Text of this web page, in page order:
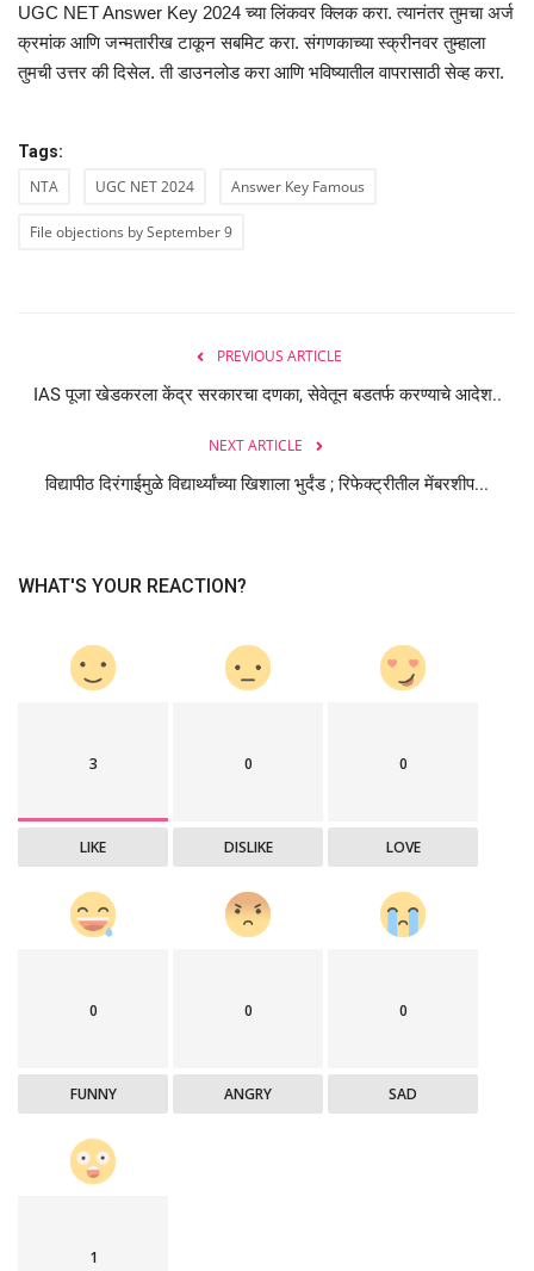
UGC NET Answer Key 2024 च्या लिंकवर क्लिक करा. त्यानंतर तुमचा अर्ज
क्रमांक आणि जन्मतारीख टाकून सबमिट करा. संगणकाच्या स्क्रीनवर तुम्हाला
तुमची उत्तर की दिसेल. ती डाउनलोड करा आणि भविष्यातील वापरासाठी सेव्ह करा.
Tags:
NTA UGC NET 2024 Answer Key Famous
File objections by September 9
PREVIOUS ARTICLE
IAS पूजा खेडकरला केंद्र सरकारचा दणका, सेवेतून बडतर्फ करण्याचे आदेश..
NEXT ARTICLE
विद्यापीठ दिरंगाईमुळे विद्यार्थ्यांच्या खिशाला भुर्दंड ; रिफेक्ट्रीतील मेंबरशीप...
WHAT'S YOUR REACTION?
3
LIKE
0
DISLIKE
0
LOVE
0
FUNNY
0
ANGRY
0
SAD
1